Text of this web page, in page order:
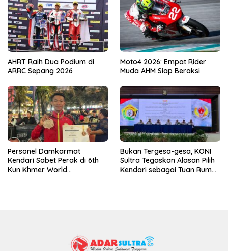
AHRT Raih Dua Podium di
ARRC Sepang 2026
Moto4 2026: Empat Rider
Muda AHM Siap Beraksi
Personel Damkarmat
Kendari Sabet Perak di 6th
Kun Khmer World
Bukan Tergesa-gesa, KONI
Sultra Tegaskan Alasan Pilih
Kendari sebagai Tuan Rumah